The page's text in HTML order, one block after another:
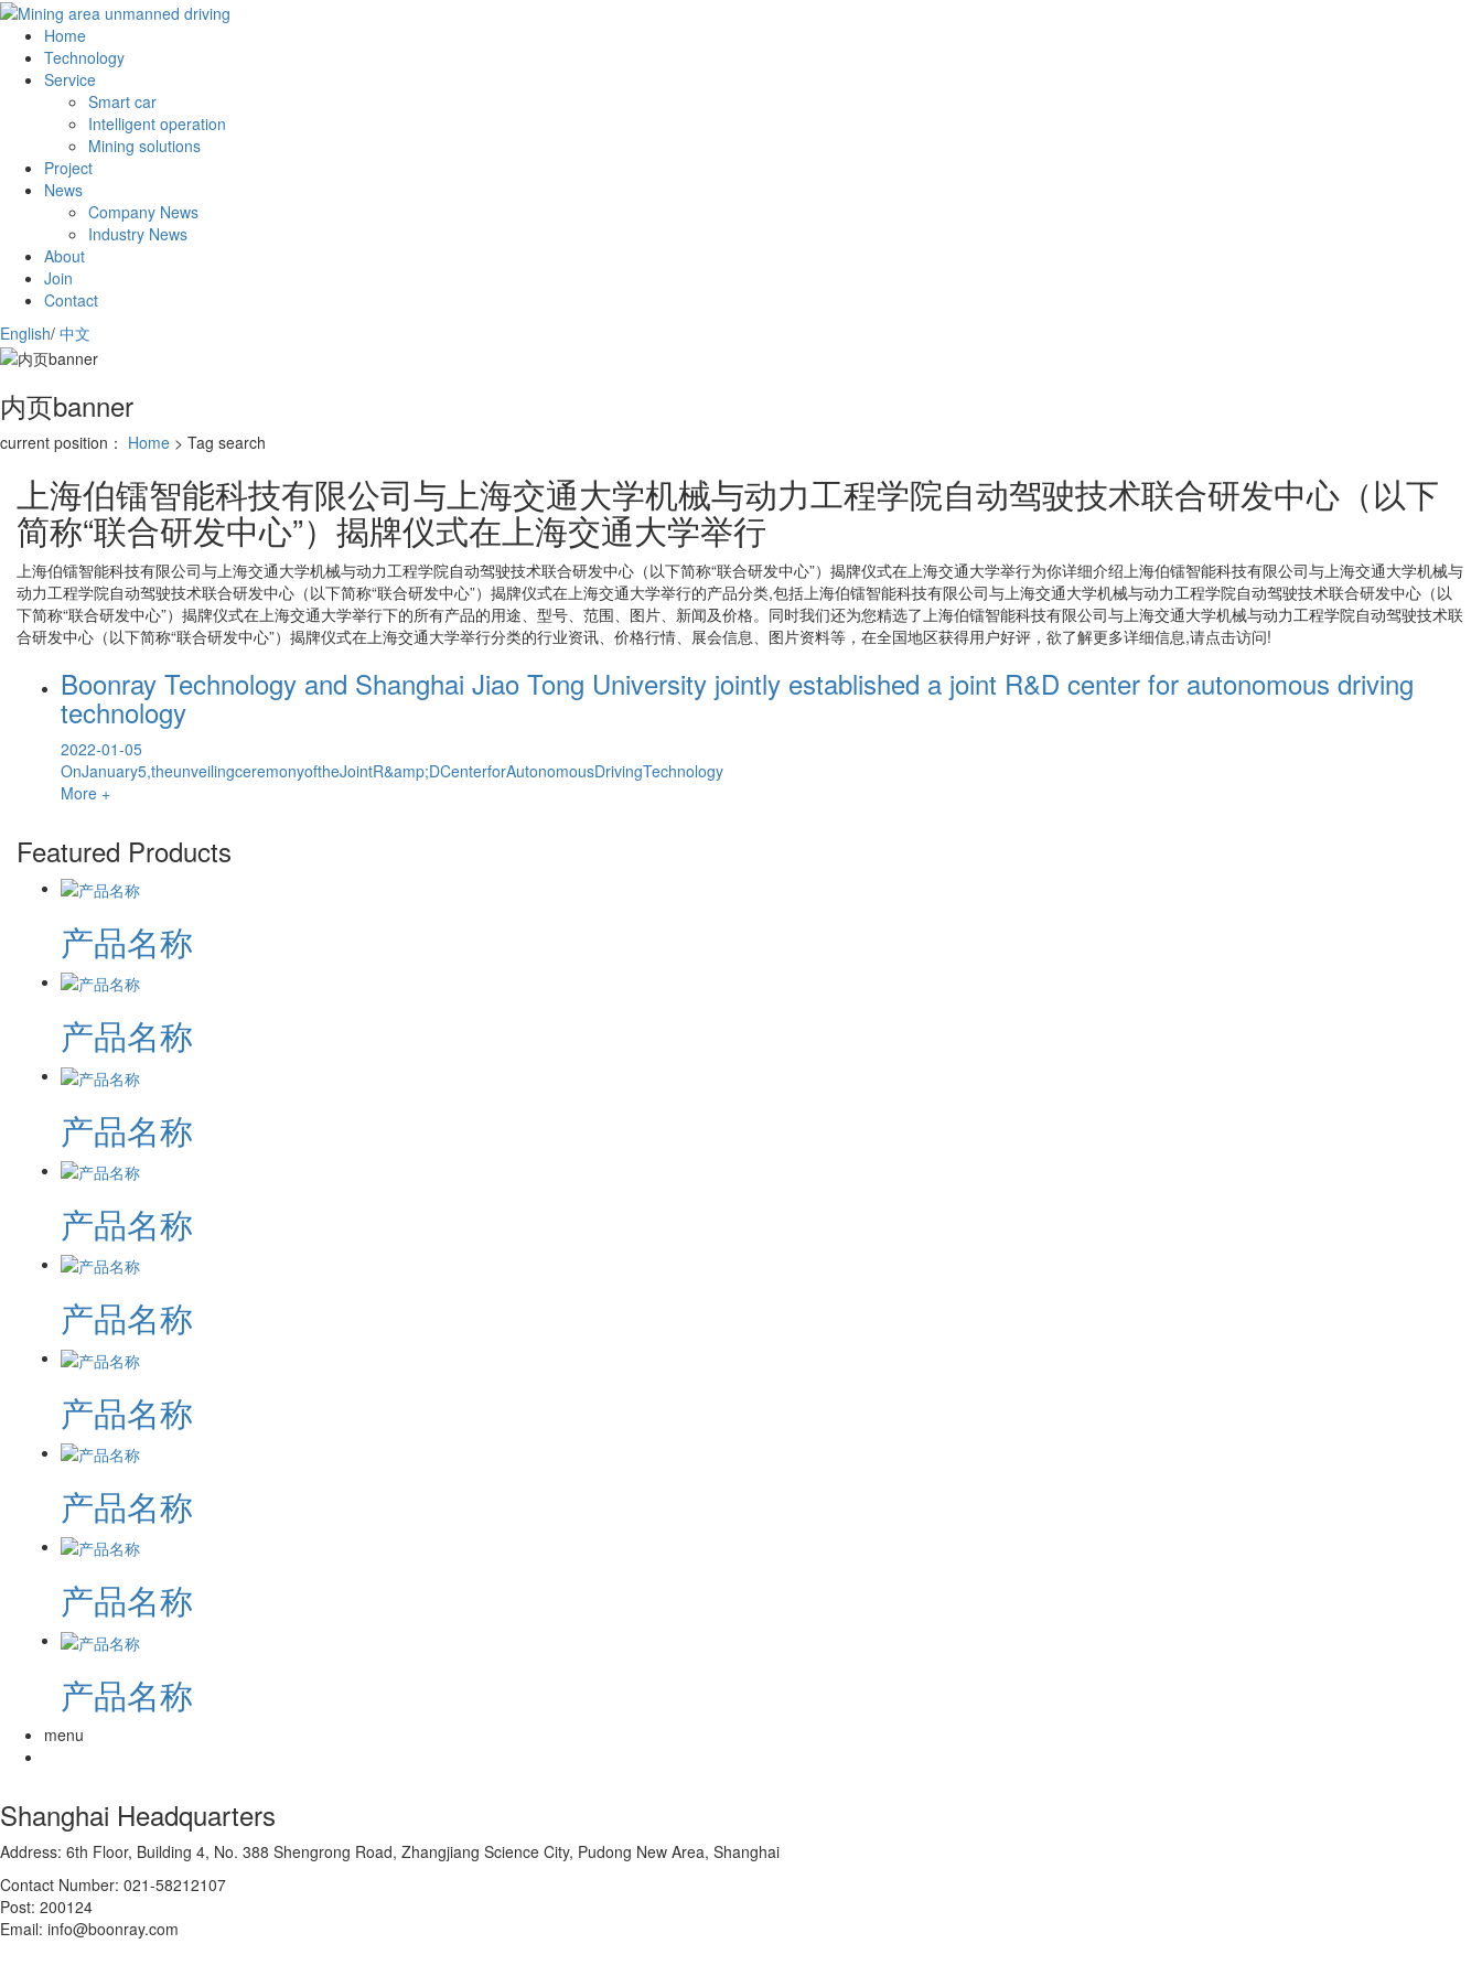
Home
Technology
Service
Smart car
Intelligent operation
Mining solutions
Project
News
Company News
Industry News
About
Join
Contact
English/ 中文
内页banner
current position： Home > Tag search
上海伯镭智能科技有限公司与上海交通大学机械与动力工程学院自动驾驶技术联合研发中心（以下
简称“联合研发中心”）揭牌仪式在上海交通大学举行
上海伯镭智能科技有限公司与上海交通大学机械与动力工程学院自动驾驶技术联合研发中心（以下简称“联合研发中心”）揭牌仪式在上海交通大学举行为你详细介绍 上海伯镭智能科技有限公司与上海交通大学机械与
动力工程学院自动驾驶技术联合研发中心（以下简称“联合研发中心”）揭牌仪式在上海交通大学举行的产品分类,包括 上海伯镭智能科技有限公司与上海交通大学机械与动力工程学院自动驾驶技术联合研发中心（以
下简称“联合研发中心”）揭牌仪式在上海交通大学举行下的所有产品的用途、型号、范围、图片、新闻及价格。同时我们还为您精选了 上海伯镭智能科技有限公司与上海交通大学机械与动力工程学院自动驾驶技术联
合研发中心（以下简称“联合研发中心”）揭牌仪式在上海交通大学举行分类的行业资讯、价格行情、展会信息、图片资料等，在全国地区获得用户好评，欲了解更多详细信息,请点击访问!
Boonray Technology and Shanghai Jiao Tong University jointly established a joint R&D center for autonomous driving
technology
2022-01-05
OnJanuary5,theunveilingceremonyoftheJointR&amp;DCenterforAutonomousDrivingTechnology
More +
Featured Products
产品名称
产品名称
产品名称
产品名称
产品名称
产品名称
产品名称
产品名称
产品名称
menu
Shanghai Headquarters
Address: 6th Floor, Building 4, No. 388 Shengrong Road, Zhangjiang Science City, Pudong New Area, Shanghai
Contact Number: 021-58212107
Post: 200124
Email: info@boonray.com